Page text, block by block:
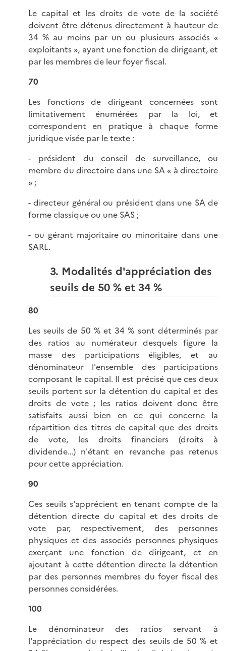
Le capital et les droits de vote de la société
doivent être détenus directement à hauteur de
34 % au moins par un ou plusieurs associés «
exploitants », ayant une fonction de dirigeant, et
par les membres de leur foyer fiscal.
70
Les fonctions de dirigeant concernées sont
limitativement énumérées par la loi, et
correspondent en pratique à chaque forme
juridique visée par le texte :
- président du conseil de surveillance, ou
membre du directoire dans une SA « à directoire
» ;
- directeur général ou président dans une SA de
forme classique ou une SAS ;
- ou gérant majoritaire ou minoritaire dans une
SARL.
3. Modalités d'appréciation des
seuils de 50 % et 34 %
80
Les seuils de 50 % et 34 % sont déterminés par
des ratios au numérateur desquels figure la
masse des participations éligibles, et au
dénominateur l'ensemble des participations
composant le capital. Il est précisé que ces deux
seuils portent sur la détention du capital et des
droits de vote ; les ratios doivent donc être
satisfaits aussi bien en ce qui concerne la
répartition des titres de capital que des droits
de vote, les droits financiers (droits à
dividende…) n'étant en revanche pas retenus
pour cette appréciation.
90
Ces seuils s'apprécient en tenant compte de la
détention directe du capital et des droits de
vote par, respectivement, des personnes
physiques et des associés personnes physiques
exerçant une fonction de dirigeant, et en
ajoutant à cette détention directe la détention
par des personnes membres du foyer fiscal des
personnes considérées.
100
Le dénominateur des ratios servant à
l'appréciation du respect des seuils de 50 % et